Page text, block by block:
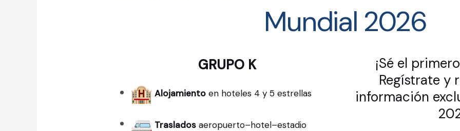
Mundial 2026
GRUPO K
Alojamiento en hoteles 4 y 5 estrellas
Traslados aeropuerto–hotel–estadio
¡Sé el
Regístrate y
información